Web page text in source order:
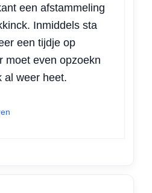
een afstammeling
Inmiddels sta
een tijdje op
moet even opzoekn
al weer heet.